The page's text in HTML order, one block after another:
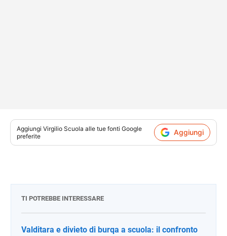
Aggiungi Virgilio Scuola alle tue fonti Google
preferite
Aggiungi
TI POTREBBE INTERESSARE
Valditara e divieto di burqa a scuola: il confronto